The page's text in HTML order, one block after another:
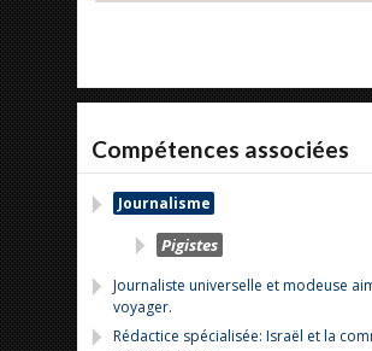
Compétences associées
Journalisme
Pigistes
Journaliste universelle et modeuse
voyager.
Rédactice spécialisée: Israël et la